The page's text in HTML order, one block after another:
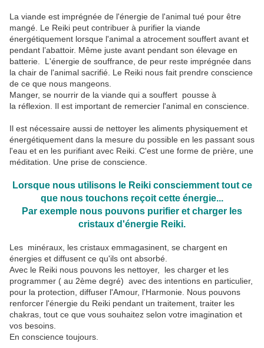
La viande est imprégnée de l'énergie de l'animal tué pour être
mangé. Le Reiki peut contribuer à purifier la viande
énergétiquement lorsque l'animal a atrocement souffert avant et
pendant l’abattoir. Même juste avant pendant son élevage en
batterie. L'énergie de souffrance, de peur reste imprégnée dans
la chair de l'animal sacrifié. Le Reiki nous fait prendre conscience
de ce que nous mangeons.
Manger, se nourrir de la viande qui a souffert pousse à
la réflexion. Il est important de remercier l'animal en conscience.
Il est nécessaire aussi de nettoyer les aliments physiquement et
énergétiquement dans la mesure du possible en les passant sous
l'eau et en les purifiant avec Reiki. C'est une forme de prière, une
méditation. Une prise de conscience.
Lorsque nous utilisons le Reiki consciemment tout ce
que nous touchons reçoit cette énergie...
Par exemple nous pouvons purifier et charger les
cristaux d'énergie Reiki.
Les minéraux, les cristaux emmagasinent, se chargent en
énergies et diffusent ce qu'ils ont absorbé.
Avec le Reiki nous pouvons les nettoyer, les charger et les
programmer ( au 2ème degré) avec des intentions en particulier,
pour la protection, diffuser l'Amour, l'Harmonie. Nous pouvons
renforcer l'énergie du Reiki pendant un traitement, traiter les
chakras, tout ce que vous souhaitez selon votre imagination et
vos besoins.
En conscience toujours.